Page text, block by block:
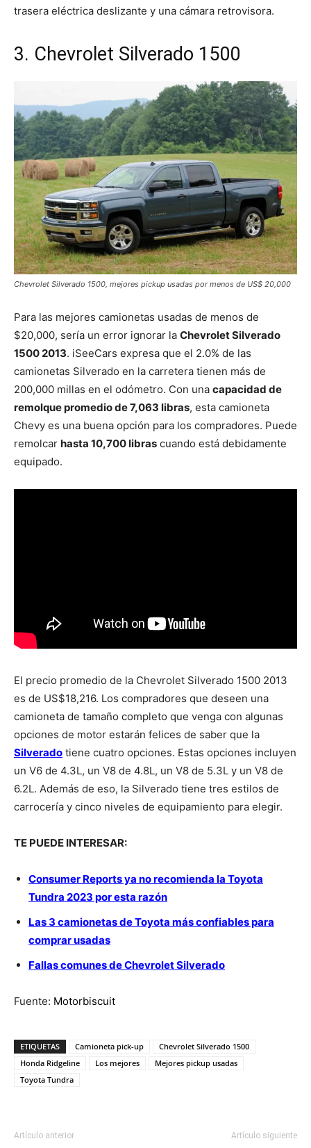
trasera eléctrica deslizante y una cámara retrovisora.
3. Chevrolet Silverado 1500
Chevrolet Silverado 1500, mejores pickup usadas por menos de US$ 20,000
Para las mejores camionetas usadas de menos de
$20,000, sería un error ignorar la Chevrolet Silverado
1500 2013. iSeeCars expresa que el 2.0% de las
camionetas Silverado en la carretera tienen más de
200,000 millas en el odómetro. Con una capacidad de
remolque promedio de 7,063 libras, esta camioneta
Chevy es una buena opción para los compradores. Puede
remolcar hasta 10,700 libras cuando está debidamente
equipado.
El precio promedio de la Chevrolet Silverado 1500 2013
es de US$18,216. Los compradores que deseen una
camioneta de tamaño completo que venga con algunas
opciones de motor estarán felices de saber que la
Silverado tiene cuatro opciones. Estas opciones incluyen
un V6 de 4.3L, un V8 de 4.8L, un V8 de 5.3L y un V8 de
6.2L. Además de eso, la Silverado tiene tres estilos de
carrocería y cinco niveles de equipamiento para elegir.
TE PUEDE INTERESAR:
Consumer Reports ya no recomienda la Toyota
Tundra 2023 por esta razón
Las 3 camionetas de Toyota más confiables para
comprar usadas
Fallas comunes de Chevrolet Silverado
Fuente: Motorbiscuit
ETIQUETAS Camioneta pick-up
Chevrolet Silverado 1500
Honda Ridgeline
Los mejores
Mejores pickup usadas
Toyota Tundra
Artículo anterior Artículo siguiente